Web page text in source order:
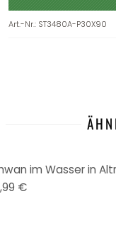
Art.-Nr.: ST3480A-P30X90
€